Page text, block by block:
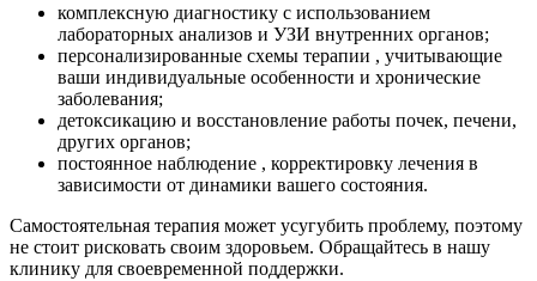
комплексную диагностику с использованием
лабораторных анализов и УЗИ внутренних органов;
персонализированные схемы терапии , учитывающие
ваши индивидуальные особенности и хронические
заболевания;
детоксикацию и восстановление работы почек, печени,
других органов;
постоянное наблюдение , корректировку лечения в
зависимости от динамики вашего состояния.
Самостоятельная терапия может усугубить проблему, поэтому
не стоит рисковать своим здоровьем. Обращайтесь в нашу
клинику для своевременной поддержки.